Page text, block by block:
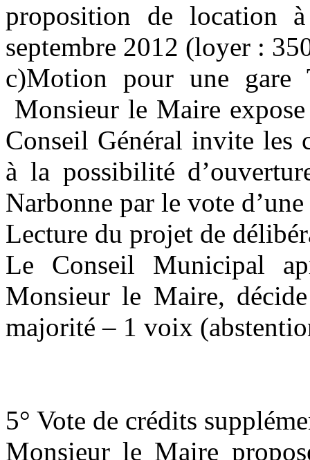
proposition de location
septembre 2012 (loyer :
c)Motion pour une gare
Monsieur le Maire
Conseil Général invite les
à la possibilité
Narbonne par le vote
Lecture du projet de
Le Conseil Municipal
Monsieur le Maire,
majorité – 1 voix
5° Vote de crédits
Monsieur le Maire